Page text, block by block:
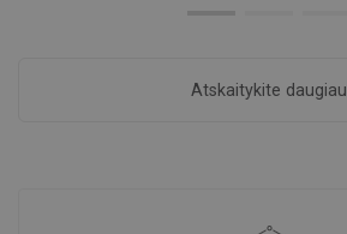
Atskaitykite daugiau